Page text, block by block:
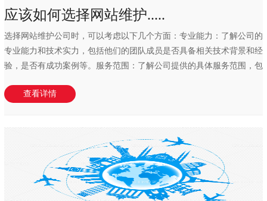
应该如何选择网站维护.....
选择网站维护公司时，可以考虑以下几个方面：专业能力：了解公司的
专业能力和技术实力，包括他们的团队成员是否具备相关技术背景和经
验，是否有成功案例等。服务范围：了解公司提供的具体服务范围，包
查看详情